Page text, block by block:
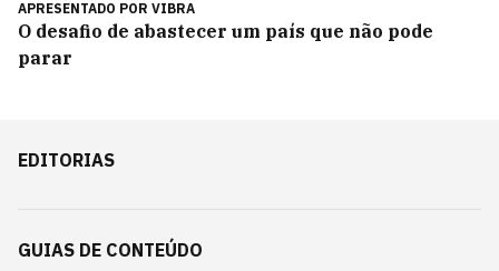
APRESENTADO POR VIBRA
O desafio de abastecer um país que não pode
parar
EDITORIAS
GUIAS DE CONTEÚDO